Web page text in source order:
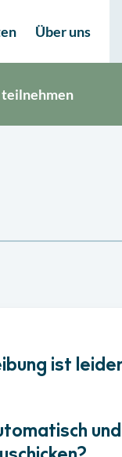
Über uns
teilnehmen
ist